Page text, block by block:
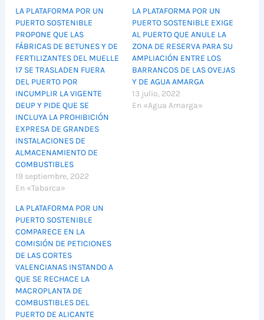
LA PLATAFORMA POR UN
PUERTO SOSTENIBLE
PROPONE QUE LAS
FÁBRICAS DE BETUNES Y DE
FERTILIZANTES DEL MUELLE
17 SE TRASLADEN FUERA
DEL PUERTO POR
INCUMPLIR LA VIGENTE
DEUP Y PIDE QUE SE
INCLUYA LA PROHIBICIÓN
EXPRESA DE GRANDES
INSTALACIONES DE
ALMACENAMIENTO DE
COMBUSTIBLES
19 septiembre, 2022
En «Tabarca»
LA PLATAFORMA POR UN
PUERTO SOSTENIBLE EXIGE
AL PUERTO QUE ANULE LA
ZONA DE RESERVA PARA SU
AMPLIACIÓN ENTRE LOS
BARRANCOS DE LAS OVEJAS
Y DE AGUA AMARGA
13 julio, 2022
En «Agua Amarga»
LA PLATAFORMA POR UN
PUERTO SOSTENIBLE
COMPARECE EN LA
COMISIÓN DE PETICIONES
DE LAS CORTES
VALENCIANAS INSTANDO A
QUE SE RECHACE LA
MACROPLANTA DE
COMBUSTIBLES DEL
PUERTO DE ALICANTE